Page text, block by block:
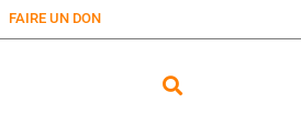
FAIRE UN DON